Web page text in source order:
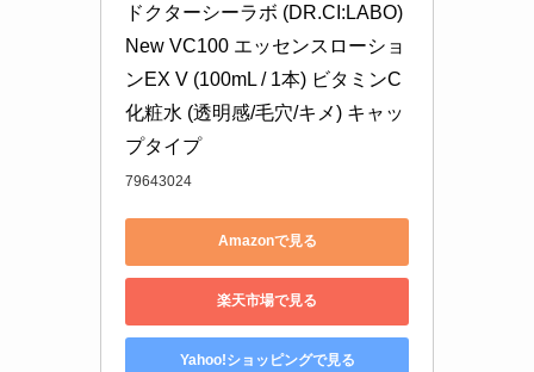
ドクターシーラボ (DR.CI:LABO)
New VC100 エッセンスローショ
ンEX V (100mL / 1本) ビタミンC
化粧水 (透明感/毛穴/キメ) キャッ
プタイプ
79643024
Amazonで見る
楽天市場で見る
Yahoo!ショッピングで見る